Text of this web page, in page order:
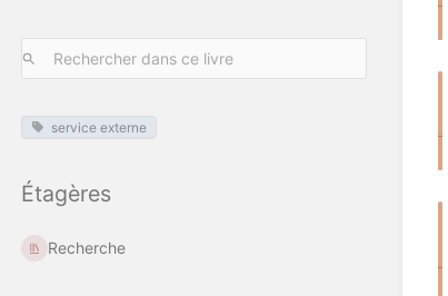
service externe
Étagères
Recherche